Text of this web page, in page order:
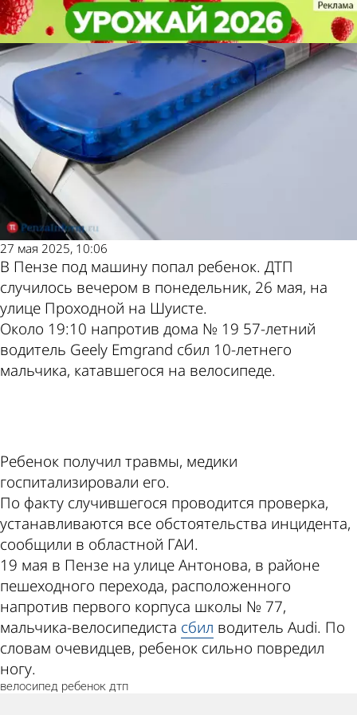
В Пензе на Шуисте сбили 10-
летнего велосипедиста
Происшествия
27 мая 2025, 10:06
В Пензе под машину попал ребенок. ДТП
случилось вечером в понедельник, 26 мая, на
улице Проходной на Шуисте.
Около 19:10 напротив дома № 19 57-летний
водитель Geely Emgrand сбил 10-летнего
мальчика, катавшегося на велосипеде.
Ребенок получил травмы, медики
госпитализировали его.
По факту случившегося проводится проверка,
устанавливаются все обстоятельства инцидента,
сообщили в областной ГАИ.
19 мая в Пензе на улице Антонова, в районе
пешеходного перехода, расположенного
напротив первого корпуса школы № 77,
мальчика-велосипедиста сбил водитель Audi. По
словам очевидцев, ребенок сильно повредил
ногу.
велосипед ребенок дтп
В Пензе на Шуисте сбили 10-
летнего велосипедиста
Происшествия
Другие новости по
теме
Погода и курсы
валют в Пензе